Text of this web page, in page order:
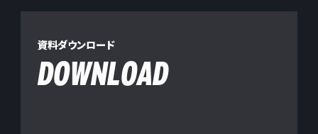
資料ダウンロード
DOWNLOAD